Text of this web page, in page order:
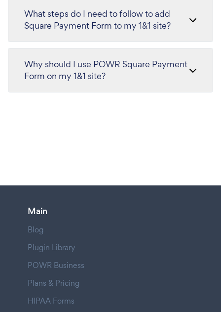
What steps do I need to follow to add
Square Payment Form to my 1&1 site?
Why should I use POWR Square Payment
Form on my 1&1 site?
Main
Blog
Plugin Library
POWR Business
Plans & Pricing
HIPAA Forms